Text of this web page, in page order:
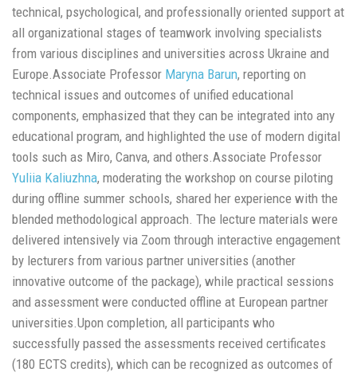
technical, psychological, and professionally oriented support at
all organizational stages of teamwork involving specialists
from various disciplines and universities across Ukraine and
Europe.Associate Professor Maryna Barun, reporting on
technical issues and outcomes of unified educational
components, emphasized that they can be integrated into any
educational program, and highlighted the use of modern digital
tools such as Miro, Canva, and others.Associate Professor
Yuliia Kaliuzhna, moderating the workshop on course piloting
during offline summer schools, shared her experience with the
blended methodological approach. The lecture materials were
delivered intensively via Zoom through interactive engagement
by lecturers from various partner universities (another
innovative outcome of the package), while practical sessions
and assessment were conducted offline at European partner
universities.Upon completion, all participants who
successfully passed the assessments received certificates
(180 ECTS credits), which can be recognized as outcomes of